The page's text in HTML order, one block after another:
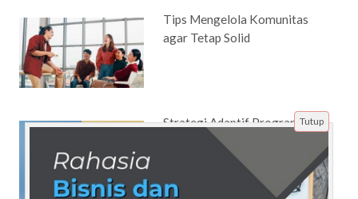
Tips Mengelola Komunitas
agar Tetap Solid
Strategi Adaptif Program
Loyalitas Berbasis Lokasi
melalui Sinergi Tim Solid dalam
Bisnis Digital 2026
Tutup